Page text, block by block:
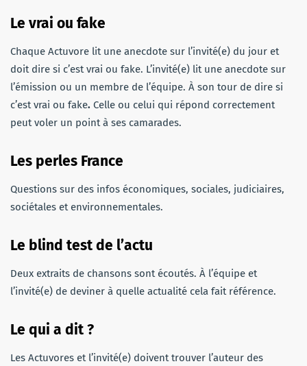
Le vrai ou fake
Chaque Actuvore lit une anecdote sur l’invité(e) du jour et
doit dire si c’est vrai ou fake. L’invité(e) lit une anecdote sur
l’émission ou un membre de l’équipe. À son tour de dire si
c’est vrai ou fake. Celle ou celui qui répond correctement
peut voler un point à ses camarades.
Les perles France
Questions sur des infos économiques, sociales, judiciaires,
sociétales et environnementales.
Le blind test de l’actu
Deux extraits de chansons sont écoutés. À l’équipe et
l’invité(e) de deviner à quelle actualité cela fait référence.
Le qui a dit ?
Les Actuvores et l’invité(e) doivent trouver l’auteur des